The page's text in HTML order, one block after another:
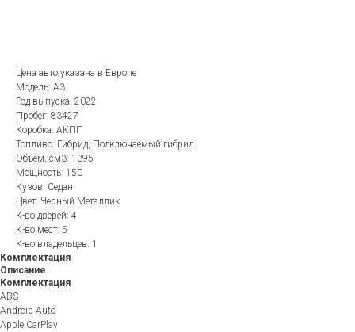
Цена авто указана в Европе
Модель: A3
Год выпуска: 2022
Пробег: 83427
Коробка: АКПП
Топливо: Гибрид, Подключаемый гибрид
Объем, см3: 1395
Мощность: 150
Кузов: Седан
Цвет: Черный Металлик
К-во дверей: 4
К-во мест: 5
К-во владельцев: 1
Комплектация
Описание
Комплектация
ABS
Android Auto
Apple CarPlay